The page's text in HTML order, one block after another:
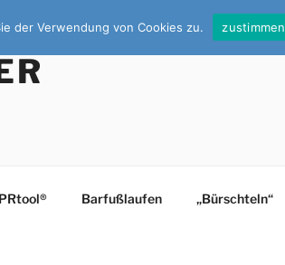
Barfußlaufen „Bürschteln“
der Verwendung von Cookies zu. zustimmen